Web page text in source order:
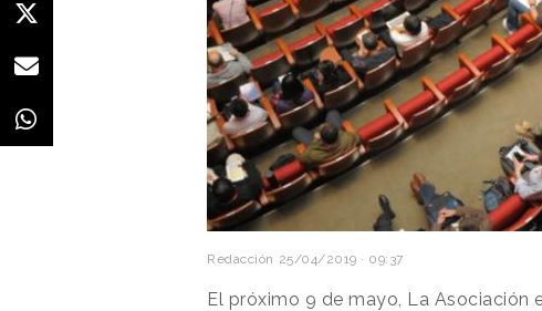
Redacción 25/04/2019 · 09:37
El próximo 9 de mayo, La Asociación